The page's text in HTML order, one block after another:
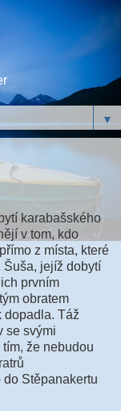
▼
karabašského
v tom, kdo
z místa, které
Šuša, jejíž dobytí
prvním
obratem
dopadla. Táž
se svými
že nebudou
do Stěpanakertu